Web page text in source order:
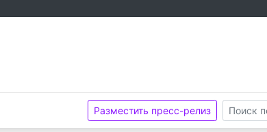
Разместить пресс-релиз